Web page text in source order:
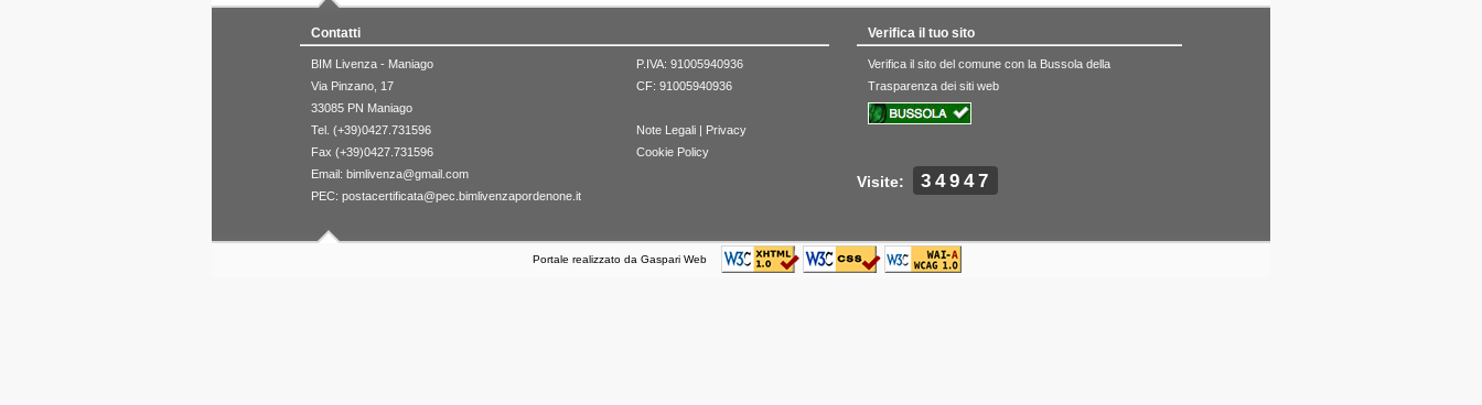
Contatti
BIM Livenza - Maniago
Via Pinzano, 17
33085 PN Maniago
Tel. (+39)0427.731596
Fax (+39)0427.731596
Email: bimlivenza@gmail.com
PEC: postacertificata@pec.bimlivenzapordenone.it
P.IVA: 91005940936
CF: 91005940936
Note Legali | Privacy
Cookie Policy
Verifica il tuo sito
Verifica il sito del comune con la Bussola della
Trasparenza dei siti web
Visite: 34947
Portale realizzato da Gaspari Web